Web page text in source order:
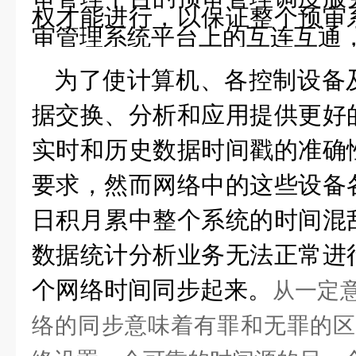
权才能进行，以保证整个预
审管理系统平台上的互连互通
为了使计算机、各控制设
据交换、分析和应用提供更
实时和历史数据时间戳的准
要求，然而网络中的这些设
日积月累中整个系统的时间
数据统计分析业务无法正常
个网络时间同步起来。
从一定
络的同步意味着有罪和无罪的